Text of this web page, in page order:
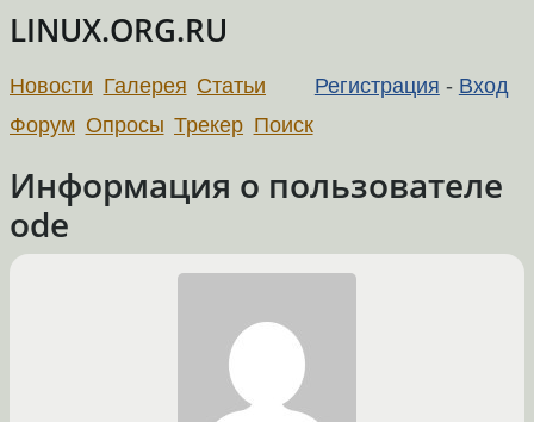
LINUX.ORG.RU
Регистрация - Вход
Новости Галерея Статьи
Форум Опросы Трекер Поиск
Информация о пользователе
ode